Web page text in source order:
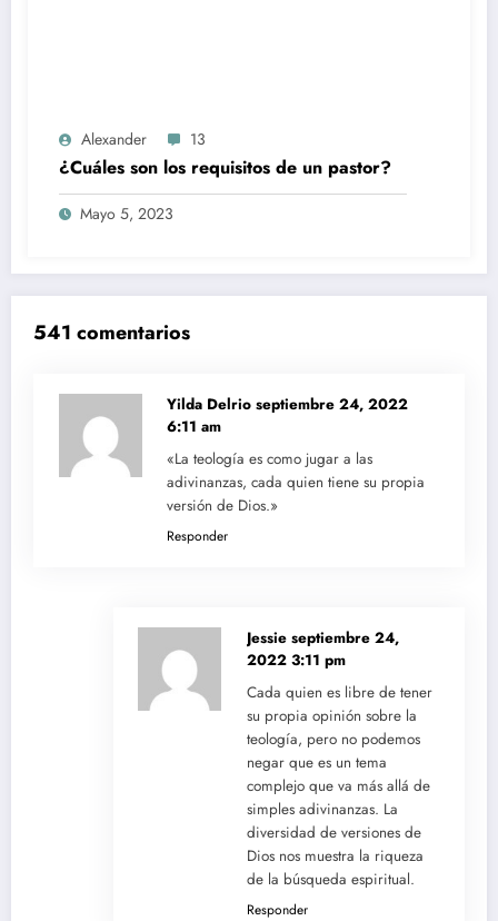
Alexander 13
¿Cuáles son los requisitos de un pastor?
Mayo 5, 2023
541 comentarios
Yilda Delrio septiembre 24, 2022
6:11 am
«La teología es como jugar a las
adivinanzas, cada quien tiene su propia
versión de Dios.»
Responder
Jessie septiembre 24,
2022 3:11 pm
Cada quien es libre de tener
su propia opinión sobre la
teología, pero no podemos
negar que es un tema
complejo que va más allá de
simples adivinanzas. La
diversidad de versiones de
Dios nos muestra la riqueza
de la búsqueda espiritual.
Responder